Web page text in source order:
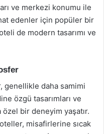
ve merkezi konumu ile
edenler için popüler bir
de modern tasarımı ve
genellikle daha samimi
özgü tasarımları ve
bir deneyim yaşatır.
misafirlerine sıcak